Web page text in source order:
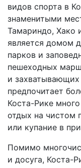
видов спорта в
знаменитыми
Тамариндо, Хако
является домом
парков и
пешеходных
и захватывающих
предпочитает
Коста-Рике
отдых на чистом
или купание в
Помимо
и досуга, Коста-